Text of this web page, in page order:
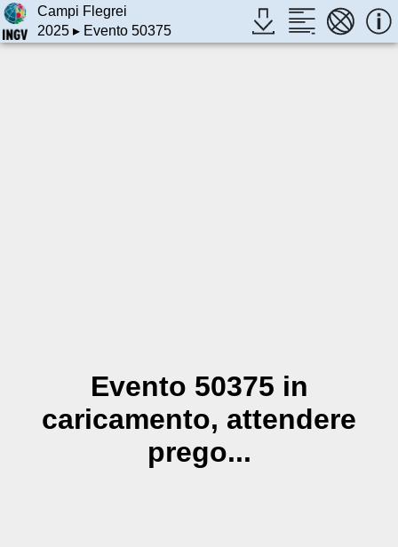
Campi Flegrei
2025▸ Evento 50375
Evento 50375 in
caricamento, attendere
prego...